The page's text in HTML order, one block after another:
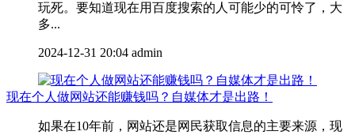
玩死。要知道现在用百度搜索的人可能少的可怜了，大
多...
2024-12-31 20:04 admin
现在个人做网站还能赚钱吗？自媒体才是出路！
如果在10年前，网站还是网民获取信息的主要来源，现